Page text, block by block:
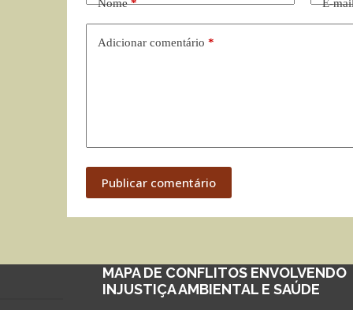
Nome* E-
Adicionar comentário *
Publicar comentário
MAPA DE CONFLITOS ENVOLVENDO
INJUSTIÇA AMBIENTAL E SAÚDE